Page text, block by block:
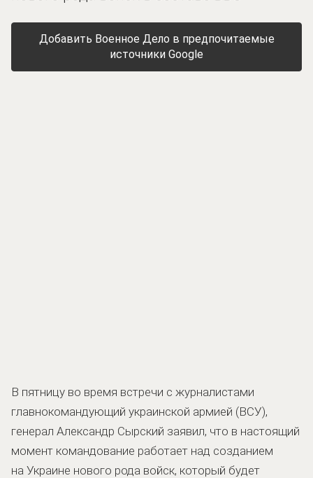
Добавить Военное Дело в предпочитаемые
источники Google
В пятницу во время встречи с журналистами
главнокомандующий украинской армией (ВСУ),
генерал Александр Сырский заявил, что в настоящий
момент командование работает над созданием
на Украине нового рода войск, который будет